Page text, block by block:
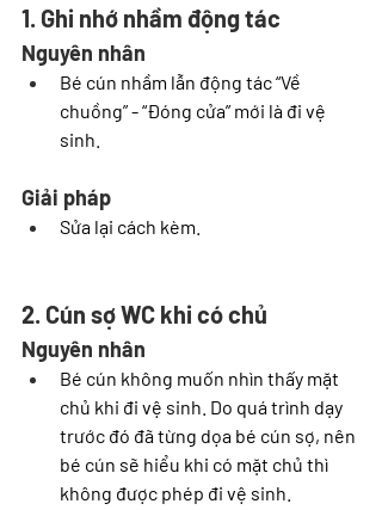
1. Ghi nhớ nhầm động tác
Nguyên nhân
Bé cún nhầm lẫn động tác “Về
chuồng” - “Đóng cửa” mới là đi vệ
sinh.
Giải pháp
Sửa lại cách kèm.
2. Cún sợ WC khi có chủ
Nguyên nhân
Bé cún không muốn nhìn thấy mặt
chủ khi đi vệ sinh. Do quá trình dạy
trước đó đã từng dọa bé cún sợ, nên
bé cún sẽ hiểu khi có mặt chủ thì
không được phép đi vệ sinh.